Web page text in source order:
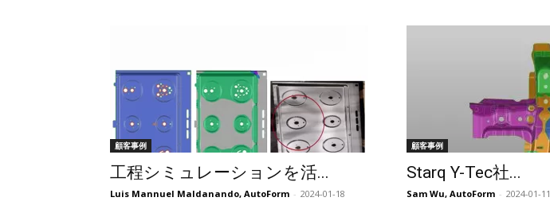
顧客事例
工程シミュレーションを活...
Luis Mannuel Maldanando, AutoForm - 2024-01-18
顧客事例
Starq Y-Tec社...
Sam Wu, AutoForm - 2024-01-11